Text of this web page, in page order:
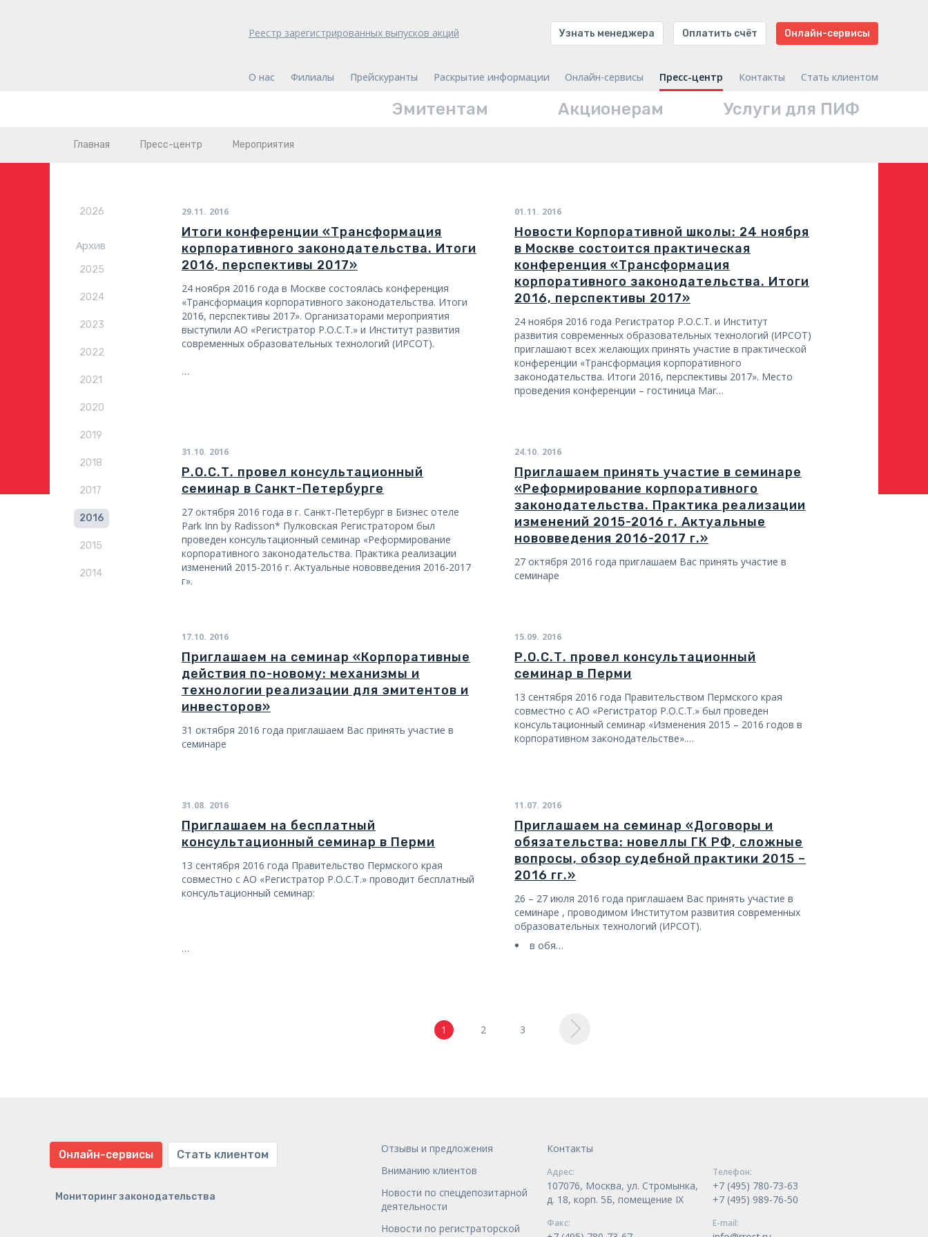
Реестр зарегистрированных выпусков акций Узнать менеджера Оплатить счёт Онлайн-сервисы
О нас Филиалы Прейскуранты Раскрытие информации Онлайн-сервисы Пресс-центр Контакты Стать клиентом
Эмитентам Акционерам Услуги для ПИФ
Главная Пресс-центр Мероприятия
2026
Архив
2025
2024
2023
2022
2021
2020
2019
2018
2017
2016
2015
2014
29.11. 2016
Итоги конференции «Трансформация
корпоративного законодательства. Итоги
2016, перспективы 2017»
24 ноября 2016 года в Москве состоялась конференция
«Трансформация корпоративного законодательства. Итоги
2016, перспективы 2017». Организаторами мероприятия
выступили АО «Регистратор Р.О.С.Т.» и Институт развития
современных образовательных технологий (ИРСОТ).
…
01.11. 2016
Новости Корпоративной школы: 24 ноября
в Москве состоится практическая
конференция «Трансформация
корпоративного законодательства. Итоги
2016, перспективы 2017»
24 ноября 2016 года Регистратор Р.О.С.Т. и Институт
развития современных образовательных технологий (ИРСОТ)
приглашают всех желающих принять участие в практической
конференции «Трансформация корпоративного
законодательства. Итоги 2016, перспективы 2017». Место
проведения конференции – гостиница Mar…
31.10. 2016
Р.О.С.Т. провел консультационный
семинар в Санкт-Петербурге
27 октября 2016 года в г. Санкт-Петербург в Бизнес отеле
Park Inn by Radisson* Пулковская Регистратором был
проведен консультационный семинар «Реформирование
корпоративного законодательства. Практика реализации
изменений 2015-2016 г. Актуальные нововведения 2016-2017
г».
24.10. 2016
Приглашаем принять участие в семинаре
«Реформирование корпоративного
законодательства. Практика реализации
изменений 2015-2016 г. Актуальные
нововведения 2016-2017 г.»
27 октября 2016 года приглашаем Вас принять участие в
семинаре
17.10. 2016
Приглашаем на семинар «Корпоративные
действия по-новому: механизмы и
технологии реализации для эмитентов и
инвесторов»
31 октября 2016 года приглашаем Вас принять участие в
семинаре
15.09. 2016
Р.О.С.Т. провел консультационный
семинар в Перми
13 сентября 2016 года Правительством Пермского края
совместно с АО «Регистратор Р.О.С.Т.» был проведен
консультационный семинар «Изменения 2015 – 2016 годов в
корпоративном законодательстве».…
31.08. 2016
Приглашаем на бесплатный
консультационный семинар в Перми
13 сентября 2016 года Правительство Пермского края
совместно с АО «Регистратор Р.О.С.Т.» проводит бесплатный
консультационный семинар:
…
11.07. 2016
Приглашаем на семинар «Договоры и
обязательства: новеллы ГК РФ, сложные
вопросы, обзор судебной практики 2015 –
2016 гг.»
26 – 27 июля 2016 года приглашаем Вас принять участие в
семинаре , проводимом Институтом развития современных
образовательных технологий (ИРСОТ).
в обя…
1 2 3
Онлайн-сервисы Стать клиентом
Мониторинг законодательства
Отзывы и предложения
Вниманию клиентов
Новости по спецдепозитарной
деятельности
Новости по регистраторской
Контакты
Адрес:
107076, Москва, ул. Стромынка,
д. 18, корп. 5Б, помещение IX
Телeфон:
+7 (495) 780-73-63
+7 (495) 989-76-50
Факс: E-mail: